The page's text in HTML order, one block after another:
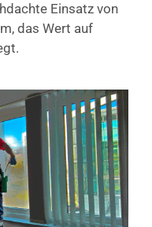
Einsatz von
das Wert auf